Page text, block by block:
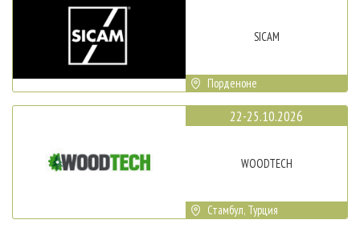
SICAM
Порденоне
22-25.10.2026
WOODTECH
Стамбул, Турция